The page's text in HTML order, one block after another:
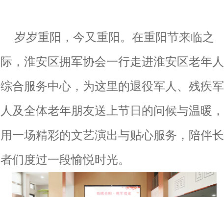
岁岁重阳，今又重阳。在重阳节来临之
际，淮安区拥军协会一行走进淮安区老年人
综合服务中心，为这里的退役军人、残疾军
人及全体老年朋友送上节日的问候与温暖，
用一场精彩的文艺演出与贴心服务，陪伴长
者们度过一段愉悦时光。